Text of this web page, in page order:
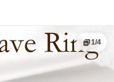
1/4